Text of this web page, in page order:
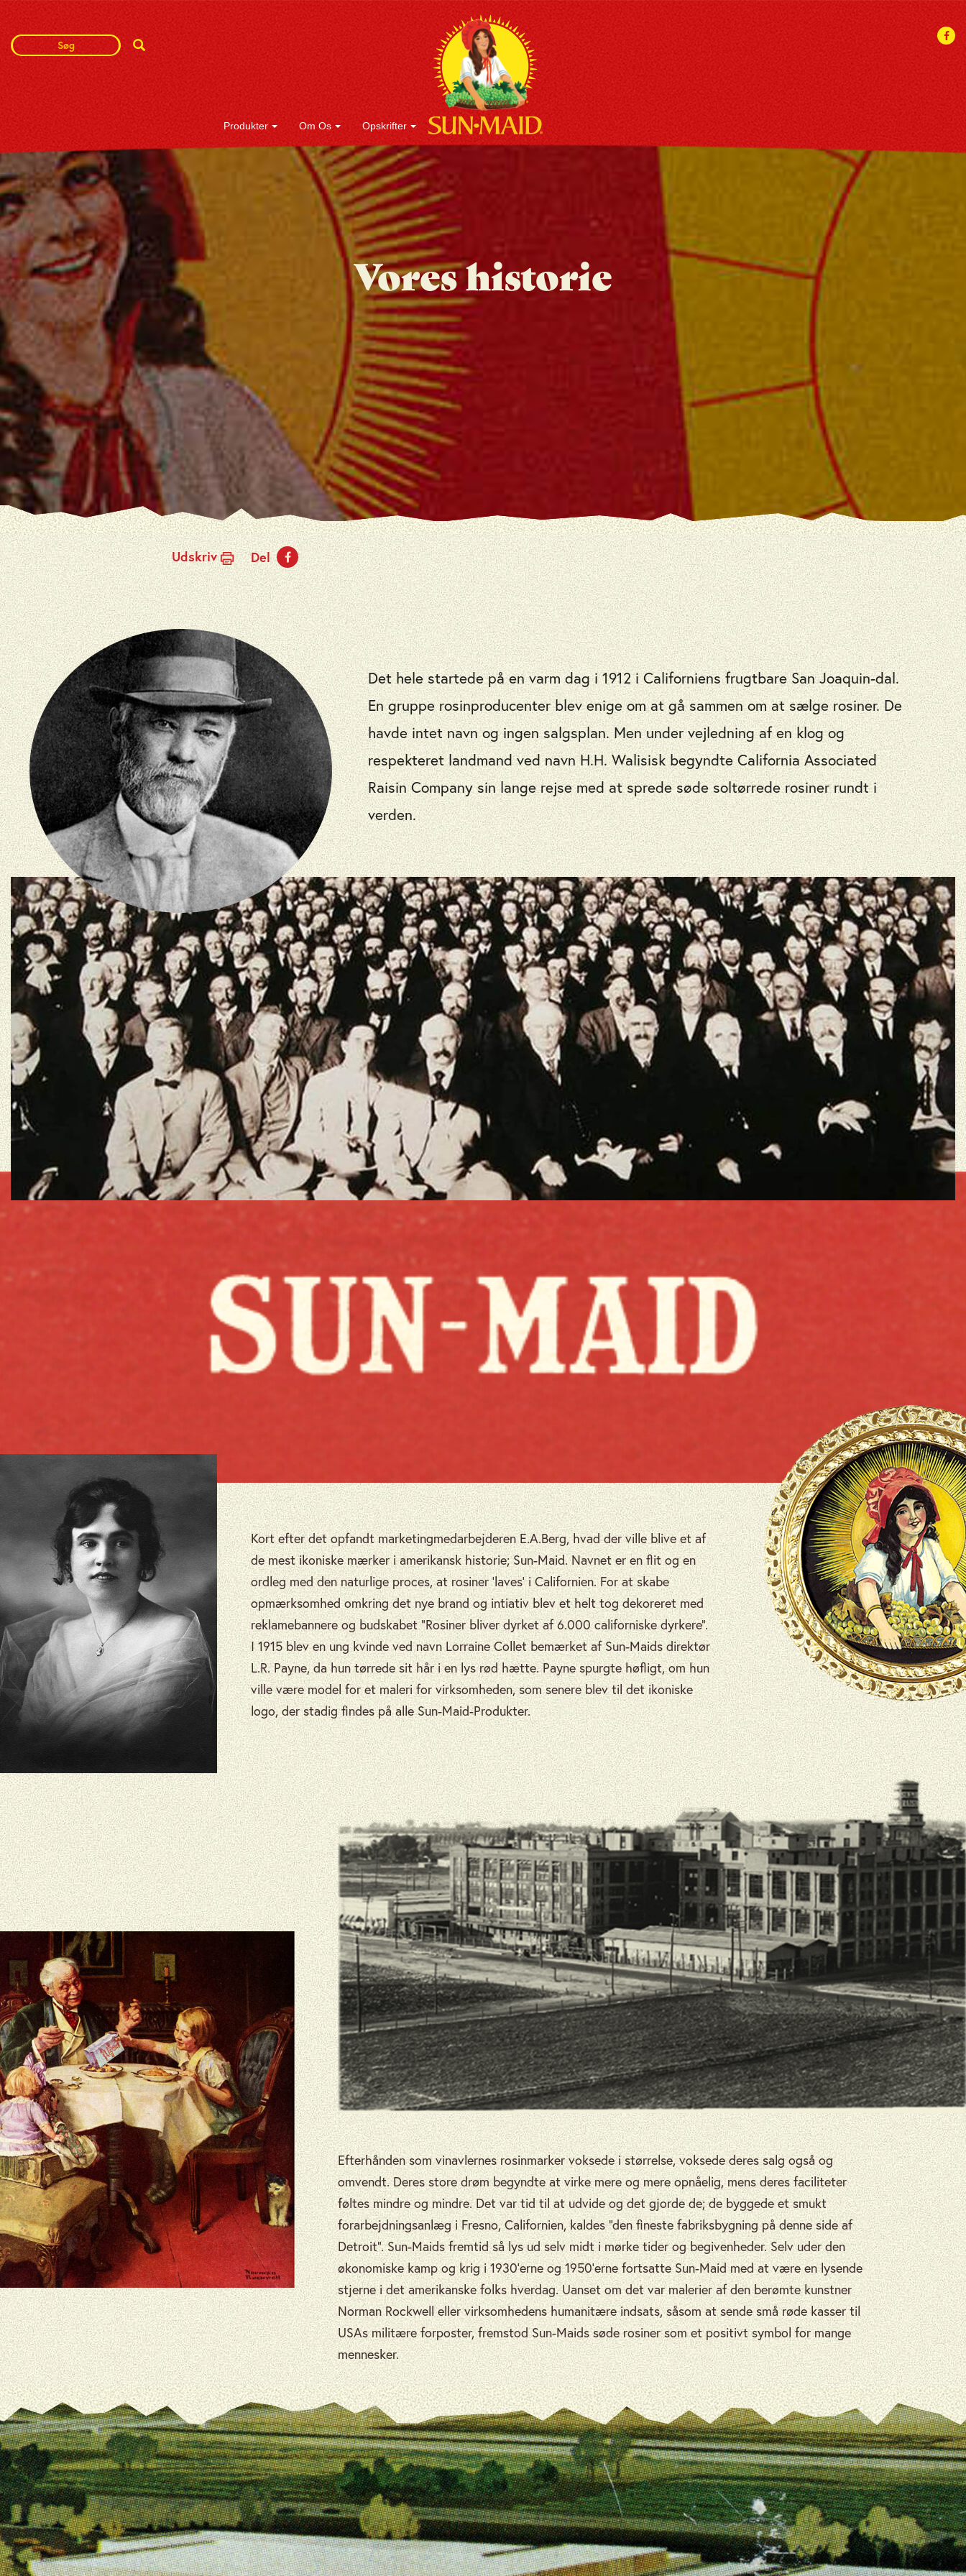
Search
Term
Search
Produkter Om Os Opskrifter
Vores historie
Udskriv Del
Det hele startede på en varm dag i 1912 i Californiens frugtbare San Joaquin-dal.
En gruppe rosinproducenter blev enige om at gå sammen om at sælge rosiner. De
havde intet navn og ingen salgsplan. Men under vejledning af en klog og
respekteret landmand ved navn H.H. Walisisk begyndte California Associated
Raisin Company sin lange rejse med at sprede søde soltørrede rosiner rundt i
verden.
Kort efter det opfandt marketingmedarbejderen E.A.Berg, hvad der ville blive et af
de mest ikoniske mærker i amerikansk historie; Sun-Maid. Navnet er en flit og en
ordleg med den naturlige proces, at rosiner ‘laves’ i Californien. For at skabe
opmærksomhed omkring det nye brand og intiativ blev et helt tog dekoreret med
reklamebannere og budskabet “Rosiner bliver dyrket af 6.000 californiske dyrkere”.
I 1915 blev en ung kvinde ved navn Lorraine Collet bemærket af Sun-Maids direktør
L.R. Payne, da hun tørrede sit hår i en lys rød hætte. Payne spurgte høfligt, om hun
ville være model for et maleri for virksomheden, som senere blev til det ikoniske
logo, der stadig findes på alle Sun-Maid-Produkter.
Efterhånden som vinavlernes rosinmarker voksede i størrelse, voksede deres salg også og
omvendt. Deres store drøm begyndte at virke mere og mere opnåelig, mens deres faciliteter
føltes mindre og mindre. Det var tid til at udvide og det gjorde de; de byggede et smukt
forarbejdningsanlæg i Fresno, Californien, kaldes “den fineste fabriksbygning på denne side af
Detroit”. Sun-Maids fremtid så lys ud selv midt i mørke tider og begivenheder. Selv uder den
økonomiske kamp og krig i 1930’erne og 1950’erne fortsatte Sun-Maid med at være en lysende
stjerne i det amerikanske folks hverdag. Uanset om det var malerier af den berømte kunstner
Norman Rockwell eller virksomhedens humanitære indsats, såsom at sende små røde kasser til
USAs militære forposter, fremstod Sun-Maids søde rosiner som et positivt symbol for mange
mennesker.